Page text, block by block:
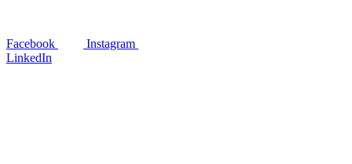
Facebook
Instagram
LinkedIn